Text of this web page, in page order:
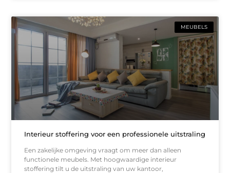
MEUBELS
Interieur stoffering voor een professionele uitstraling
Een zakelijke omgeving vraagt om meer dan alleen
functionele meubels. Met hoogwaardige interieur
stoffering tilt u de uitstraling van uw kantoor,